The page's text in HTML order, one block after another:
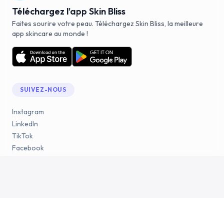
Téléchargez l’app Skin Bliss
Faites sourire votre peau. Téléchargez Skin Bliss, la meilleure
app skincare au monde !
SUIVEZ-NOUS
Instagram
LinkedIn
TikTok
Facebook